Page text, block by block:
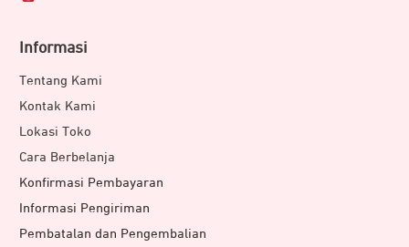
Informasi
Tentang Kami
Kontak Kami
Lokasi Toko
Cara Berbelanja
Konfirmasi Pembayaran
Informasi Pengiriman
Pembatalan dan Pengembalian